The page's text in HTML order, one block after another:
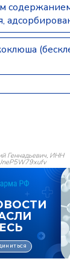
Геннадьевич, ИНН